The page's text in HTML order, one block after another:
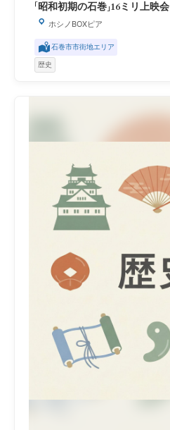
「昭和初期の石巻」16ミリ上映会
ホシノBOXピア
石巻市市街地エリア
歴史